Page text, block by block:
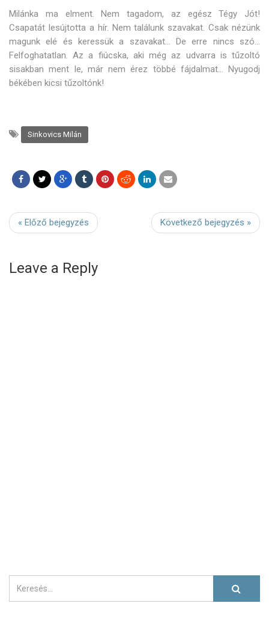
Milánka ma elment. Nem tagadom, az egész Tégy Jót!
Csapatát lesújtotta a hír. Nem találunk szavakat. Csak nézünk
magunk elé és keressük a szavakat… De erre nincs szó…
Felfoghatatlan. Az a fiúcska, aki még az udvarra is tűzoltó
sisakban ment le, már nem érez többé fájdalmat… Nyugodj
békében kicsi tűzoltónk!
Sinkovics Milán
« Előző bejegyzés Következő bejegyzés »
Leave a Reply